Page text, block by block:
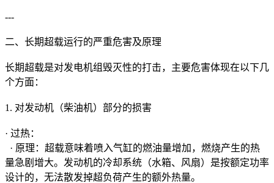
---
二、长期超载运行的严重危害及原理
长期超载是对发电机组毁灭性的打击，主要危害体现在以下几
个方面：
1. 对发动机（柴油机）部分的损害
· 过热：
· 原理：超载意味着喷入气缸的燃油量增加，燃烧产生的热
量急剧增大。发动机的冷却系统（水箱、风扇）是按额定功率
设计的，无法散发掉超负荷产生的额外热量。